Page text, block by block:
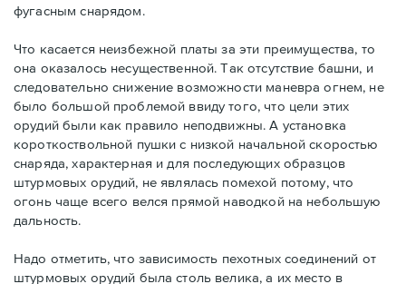
фугасным снарядом.
Что касается неизбежной платы за эти преимущества, то
она оказалось несущественной. Так отсутствие башни, и
следовательно снижение возможности маневра огнем, не
было большой проблемой ввиду того, что цели этих
орудий были как правило неподвижны. А установка
короткоствольной пушки с низкой начальной скоростью
снаряда, характерная и для последующих образцов
штурмовых орудий, не являлась помехой потому, что
огонь чаще всего велся прямой наводкой на небольшую
дальность.
Надо отметить, что зависимость пехотных соединений от
штурмовых орудий была столь велика, а их место в